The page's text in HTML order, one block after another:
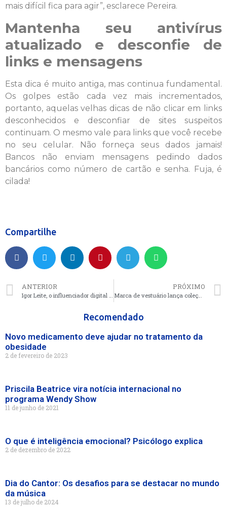
mais difícil fica para agir”, esclarece Pereira.
Mantenha seu antivírus
atualizado e desconfie de
links e mensagens
Esta dica é muito antiga, mas continua fundamental.
Os golpes estão cada vez mais incrementados,
portanto, aquelas velhas dicas de não clicar em links
desconhecidos e desconfiar de sites suspeitos
continuam. O mesmo vale para links que você recebe
no seu celular. Não forneça seus dados jamais!
Bancos não enviam mensagens pedindo dados
bancários como número de cartão e senha. Fuja, é
cilada!
Compartilhe
ANTERIOR
Igor Leite, o influenciador digital que mais cresce no Estado de São Paulo
PRÓXIMO
Marca de vestuário lança coleção dedicada aos doze signos do zodíaco
Recomendado
Novo medicamento deve ajudar no tratamento da
obesidade
2 de fevereiro de 2023
Priscila Beatrice vira notícia internacional no
programa Wendy Show
11 de junho de 2021
O que é inteligência emocional? Psicólogo explica
2 de dezembro de 2022
Dia do Cantor: Os desafios para se destacar no mundo
da música
13 de julho de 2024